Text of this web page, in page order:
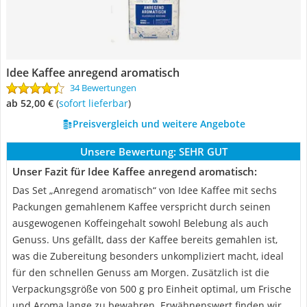
Idee Kaffee anregend aromatisch
34 Bewertungen
ab 52,00 € ( Sofort lieferbar)
Preisvergleich und weitere Angebote
Unsere Bewertung: SEHR GUT
Unser Fazit für Idee Kaffee anregend aromatisch:
Das Set „Anregend aromatisch“ von Idee Kaffee mit sechs
Packungen gemahlenem Kaffee verspricht durch seinen
ausgewogenen Koffeingehalt sowohl Belebung als auch
Genuss. Uns gefällt, dass der Kaffee bereits gemahlen ist,
was die Zubereitung besonders unkompliziert macht, ideal
für den schnellen Genuss am Morgen. Zusätzlich ist die
Verpackungsgröße von 500 g pro Einheit optimal, um Frische